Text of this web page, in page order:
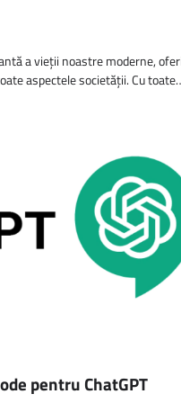
a vieții noastre moderne,
aspectele societății. Cu
pentru ChatGPT